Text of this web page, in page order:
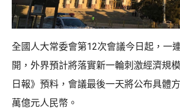
全國人大常委會第12次會議今日起，一
開，外界預計將落實新一輪刺激經濟規
日報》預料，會議最後一天將公布具體
萬億元人民幣。